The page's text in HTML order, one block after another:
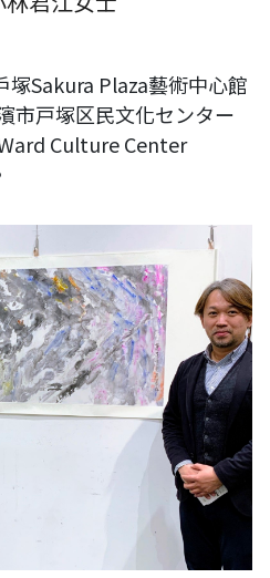
塚Sakura Plaza藝術中心館
市戸塚区民文化センター
Culture Center